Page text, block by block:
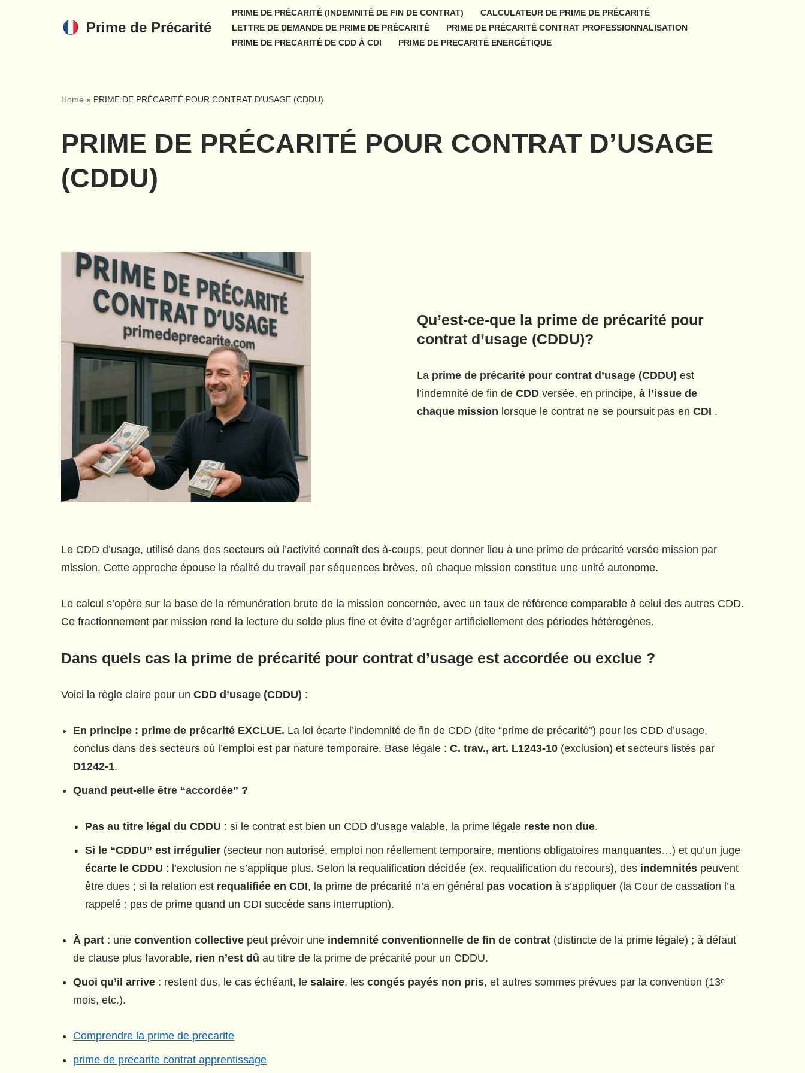
Prime de Précarité
PRIME DE PRÉCARITÉ (INDEMNITÉ DE FIN DE CONTRAT)
CALCULATEUR DE PRIME DE PRÉCARITÉ
LETTRE DE DEMANDE DE PRIME DE PRÉCARITÉ
PRIME DE PRÉCARITÉ CONTRAT PROFESSIONNALISATION
PRIME DE PRECARITÉ DE CDD À CDI
PRIME DE PRECARITÉ ENERGÉTIQUE
Home » PRIME DE PRÉCARITÉ POUR CONTRAT D’USAGE (CDDU)
PRIME DE PRÉCARITÉ POUR CONTRAT D’USAGE
(CDDU)
Qu’est-ce-que la prime de précarité pour
contrat d’usage (CDDU)?
La prime de précarité pour contrat d’usage (CDDU) est
l’indemnité de fin de CDD versée, en principe, à l’issue de
chaque mission lorsque le contrat ne se poursuit pas en CDI .
Le CDD d’usage, utilisé dans des secteurs où l’activité connaît des à-coups, peut donner lieu à une prime de précarité versée mission par
mission. Cette approche épouse la réalité du travail par séquences brèves, où chaque mission constitue une unité autonome.
Le calcul s’opère sur la base de la rémunération brute de la mission concernée, avec un taux de référence comparable à celui des autres CDD.
Ce fractionnement par mission rend la lecture du solde plus fine et évite d’agréger artificiellement des périodes hétérogènes.
Dans quels cas la prime de précarité pour contrat d’usage est accordée ou exclue ?
Voici la règle claire pour un CDD d’usage (CDDU) :
En principe : prime de précarité EXCLUE. La loi écarte l’indemnité de fin de CDD (dite “prime de précarité”) pour les CDD d’usage,
conclus dans des secteurs où l’emploi est par nature temporaire. Base légale : C. trav., art. L1243-10 (exclusion) et secteurs listés par
D1242-1.
Quand peut-elle être “accordée” ?
Pas au titre légal du CDDU : si le contrat est bien un CDD d’usage valable, la prime légale reste non due.
Si le “CDDU” est irrégulier (secteur non autorisé, emploi non réellement temporaire, mentions obligatoires manquantes…) et qu’un juge
écarte le CDDU : l’exclusion ne s’applique plus. Selon la requalification décidée (ex. requalification du recours), des indemnités peuvent
être dues ; si la relation est requalifiée en CDI, la prime de précarité n’a en général pas vocation à s’appliquer (la Cour de cassation l’a
rappelé : pas de prime quand un CDI succède sans interruption).
À part : une convention collective peut prévoir une indemnité conventionnelle de fin de contrat (distincte de la prime légale) ; à défaut
de clause plus favorable, rien n’est dû au titre de la prime de précarité pour un CDDU.
Quoi qu’il arrive : restent dus, le cas échéant, le salaire, les congés payés non pris, et autres sommes prévues par la convention (13ᵉ
mois, etc.).
Comprendre la prime de precarite
prime de precarite contrat apprentissage